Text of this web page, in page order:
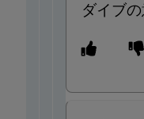
ダイブ